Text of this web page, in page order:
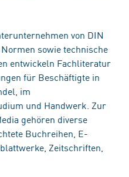
von DIN
sowie technische
entwickeln Fachliteratur
für Beschäftigte in
im
und Handwerk. Zur
gehören diverse
Buchreihen, E-
Zeitschriften,